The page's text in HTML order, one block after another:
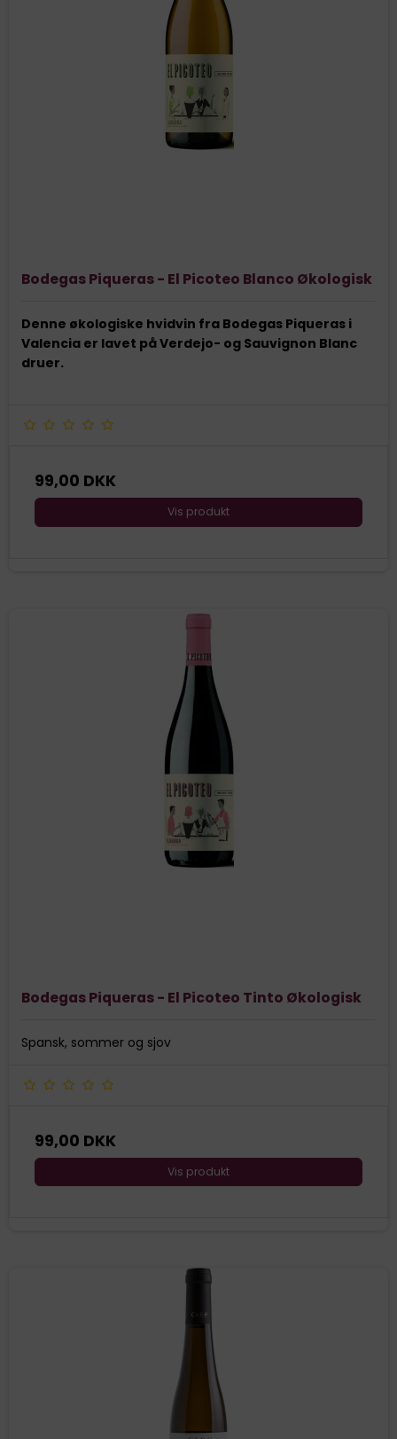
Bodegas Piqueras - El Picoteo Blanco Økologisk
Denne økologiske hvidvin fra Bodegas Piqueras i
Valencia er lavet på Verdejo- og Sauvignon Blanc
druer.
99,00 DKK
Vis produkt
Bodegas Piqueras - El Picoteo Tinto Økologisk
Spansk, sommer og sjov
99,00 DKK
Vis produkt